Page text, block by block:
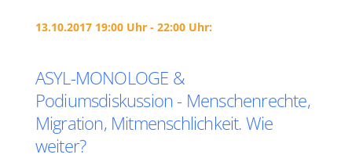
13.10.2017 19:00 Uhr - 22:00 Uhr:
ASYL-MONOLOGE &
Podiumsdiskussion - Menschenrechte,
Migration, Mitmenschlichkeit. Wie
weiter?